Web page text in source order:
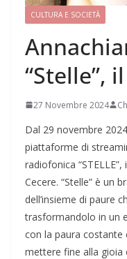
CULTURA E SOCIETÀ
“Stelle”,
27 Novembre 2024
Dal 29 novembre
piattaforme di
radiofonica
Cecere. “Stelle” è un
dell’insieme di paure
trasformandolo in un
con la paura
mettere fine alla gioia